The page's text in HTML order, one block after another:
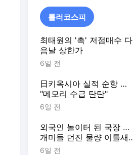
롤러코스피
최태원의 '촉' 저점매수 다
음날 상한가
6일 전
日키옥시아 실적 순항 …
"메모리 수급 탄탄"
6일 전
외국인 놀이터 된 국장 …
개미들 던진 물량 이틀새
8.5조 쓸어담아
6일 전